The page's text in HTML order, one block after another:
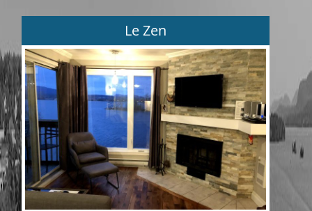
Le Zen